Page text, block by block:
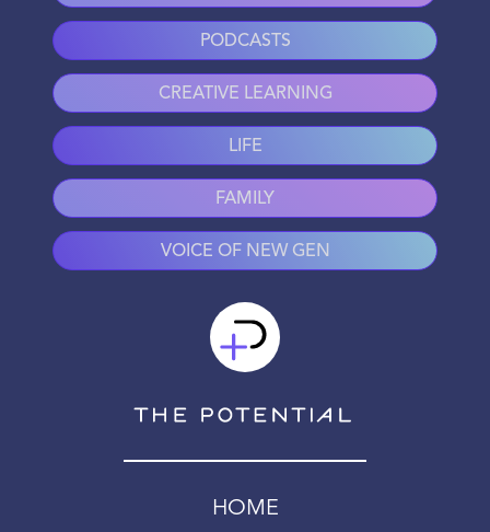
PODCASTS
CREATIVE LEARNING
LIFE
FAMILY
VOICE OF NEW GEN
HOME